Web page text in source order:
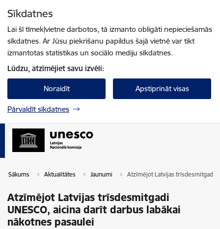
Sīkdatnes
Lai šī tīmekļvietne darbotos, tā izmanto obligāti nepieciešamās
sīkdatnes. Ar Jūsu piekrišanu papildus šajā vietnē var tikt
izmantotas statistikas un sociālo mediju sīkdatnes.
Lūdzu, atzīmējiet savu izvēli:
Noraidīt Apstiprināt visas
Pārvaldīt sīkdatnes
Sākums Aktualitātes Jaunumi Atzīmējot Latvijas trīsdesmitgadi
Atzīmējot Latvijas trīsdesmitgadi
UNESCO, aicina darīt darbus labākai
nākotnes pasaulei